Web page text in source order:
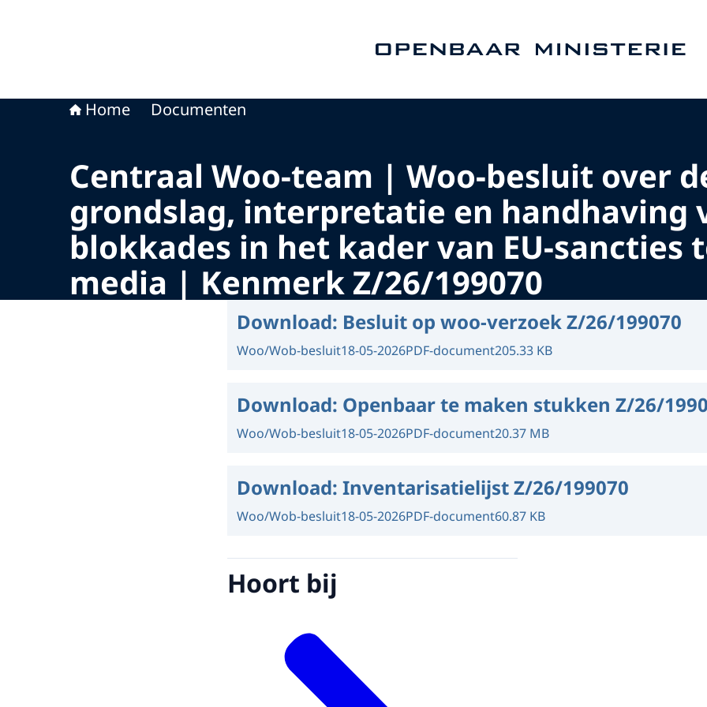
Home Documenten
Centraal Woo-team | Woo-besluit over
grondslag, interpretatie en handhaving
blokkades in het kader van EU-sancties
media | Kenmerk Z/26/199070
Download: Besluit op woo-verzoek Z/26/199070
Woo/Wob-besluit18-05-2026PDF-document205.33 KB
Download: Openbaar te maken stukken Z/26/
Woo/Wob-besluit18-05-2026PDF-document20.37 MB
Download: Inventarisatielijst Z/26/199070
Woo/Wob-besluit18-05-2026PDF-document60.87 KB
Hoort bij